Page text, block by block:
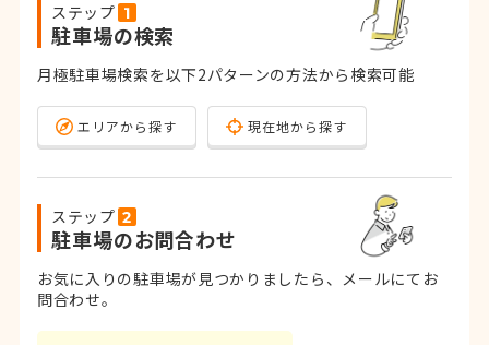
ステップ
駐車場の検索
月極駐車場検索を以下2パターンの方法から検索可能
エリアから探す 現在地から探す
ステップ
駐車場のお問合わせ
お気に入りの駐車場が見つかりましたら、メールにてお
問合わせ。